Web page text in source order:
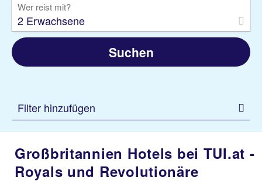
Wer reist mit?
2 Erwachsene
Suchen
Filter hinzufügen
Großbritannien Hotels bei TUI.at -
Royals und Revolutionäre